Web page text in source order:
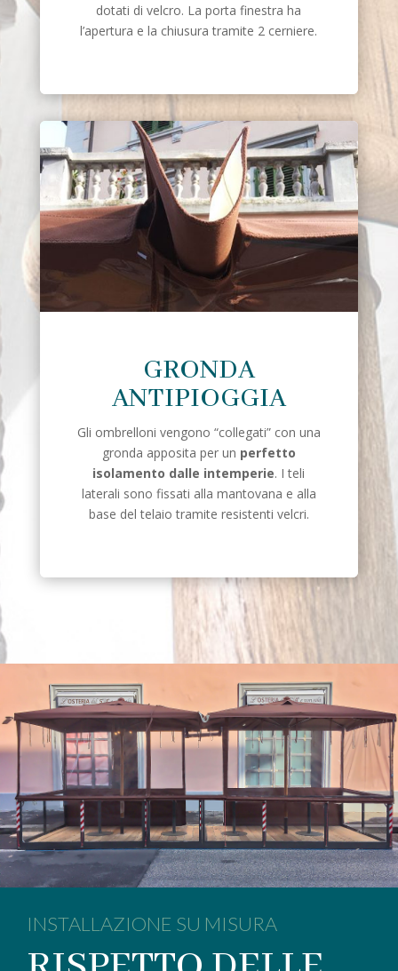
dotati di velcro. La porta finestra ha
l’apertura e la chiusura tramite 2 cerniere.
GRONDA
ANTIPIOGGIA
Gli ombrelloni vengono “collegati” con una
gronda apposita per un perfetto
isolamento dalle intemperie. I teli
laterali sono fissati alla mantovana e alla
base del telaio tramite resistenti velcri.
INSTALLAZIONE SU MISURA